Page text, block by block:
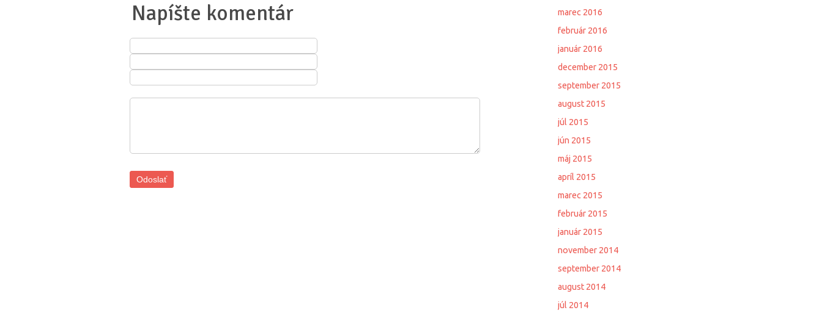
Napíšte komentár
marec 2016
február 2016
január 2016
december 2015
september 2015
august 2015
júl 2015
jún 2015
máj 2015
apríl 2015
marec 2015
február 2015
január 2015
november 2014
september 2014
august 2014
júl 2014